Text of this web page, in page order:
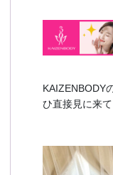
KAIZENBODY
ひ直接見に来